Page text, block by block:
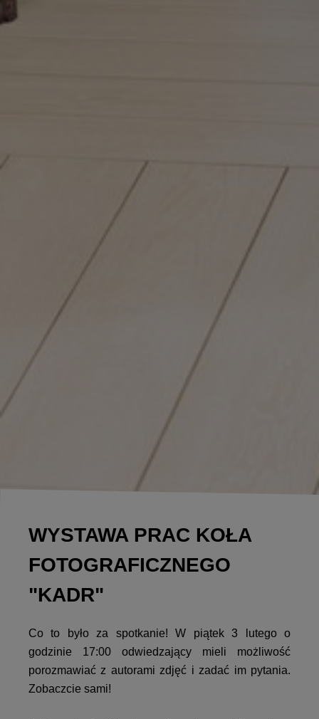
WYSTAWA PRAC KOŁA
FOTOGRAFICZNEGO
"KADR"
Co to było za spotkanie! W piątek 3 lutego o
godzinie 17:00 odwiedzający mieli możliwość
porozmawiać z autorami zdjęć i zadać im pytania.
Zobaczcie sami!